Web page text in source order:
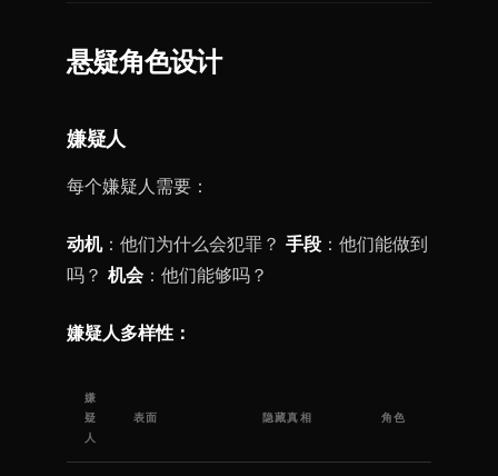
悬疑角色设计
嫌疑人
每个嫌疑人需要：
动机：他们为什么会犯罪？ 手段 ：他们能做到
吗？ 机会：他们能够吗？
嫌疑人多样性：
嫌
疑
人
表面 隐藏真相 角色